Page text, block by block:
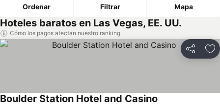
Ordenar Filtrar Mapa
Hoteles baratos en Las Vegas, EE. UU.
Cómo los pagos afectan nuestro ranking
Compartir
Boulder Station Hotel and Casino